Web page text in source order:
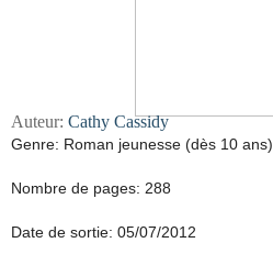
Auteur: Cathy Cassidy
Genre: Roman jeunesse (dès 10 ans)
Nombre de pages: 288
Date de sortie: 05/07/2012